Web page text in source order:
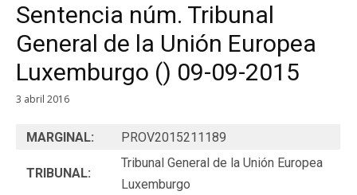
Sentencia núm. Tribunal
General de la Unión Europea
Luxemburgo () 09-09-2015
3 abril 2016
MARGINAL: PROV2015211189
TRIBUNAL:
Tribunal General de la Unión Europea
Luxemburgo